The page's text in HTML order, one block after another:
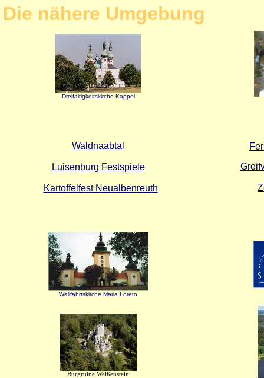
Die nähere Umgebung
Dreifaltigkeitskirche Kappel
Waldnaabtal
Luisenburg Festspiele
Kartoffelfest Neualbenreuth
Wallfahrtskirche Maria Loreto
Burgruine Weißenstein